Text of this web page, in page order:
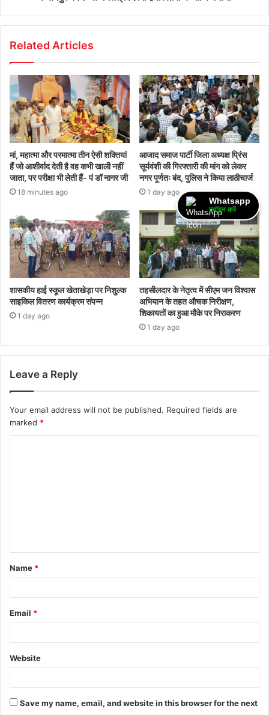
Related Articles
मां, महात्मा और परमात्मा तीन ऐसी शक्तियां
हैं जो आशीर्वाद देती है वह कभी खाली नहीं
जाता, पर परीक्षा भी लेती हैं- पं डॉ नागर जी
18 minutes ago
आजाद समाज पार्टी जिला अध्यक्ष प्रिंस
सूर्यवंशी की गिरफ्तारी की मांग को लेकर
नगर पूर्णतः बंद, पुलिस ने किया लाठीचार्ज
1 day ago
शासकीय हाई स्कूल खेताखेड़ा पर निशुल्क
साइकिल वितरण कार्यक्रम संपन्न
1 day ago
तहसीलदार के नेतृत्व में सीएम जन विश्वास
अभियान के तहत औचक निरीक्षण,
शिकायतों का हुआ मौके पर निराकरण
1 day ago
Leave a Reply
Your email address will not be published. Required fields are
marked *
Name *
Email *
Website
Save my name, email, and website in this browser for the next
Whatsapp
ज्वॉइन करें